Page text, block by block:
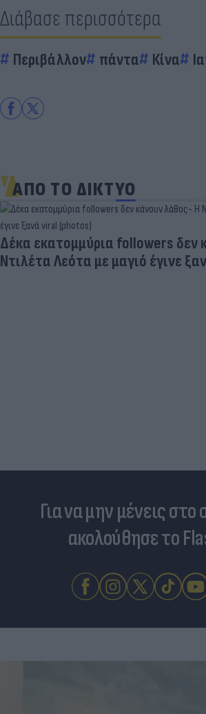
Διάβασε περισσότερα
Περιβάλλον πάντα Κίνα
ΑΠΟ ΤΟ ΔΙΚΤΥΟ
Δέκα εκατομμύρια followers δεν
Ντιλέτα Λεότα με μαγιό έγινε
Για να μην μένεις στο
ακολούθησε το